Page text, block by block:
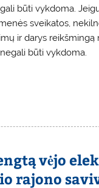
būti vykdoma.
sveikatos,
ir darys
būti vykdoma.
vėjo
rajono